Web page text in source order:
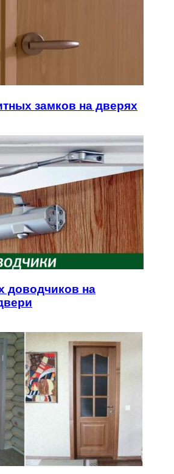
замков на дверях
доводчиков на